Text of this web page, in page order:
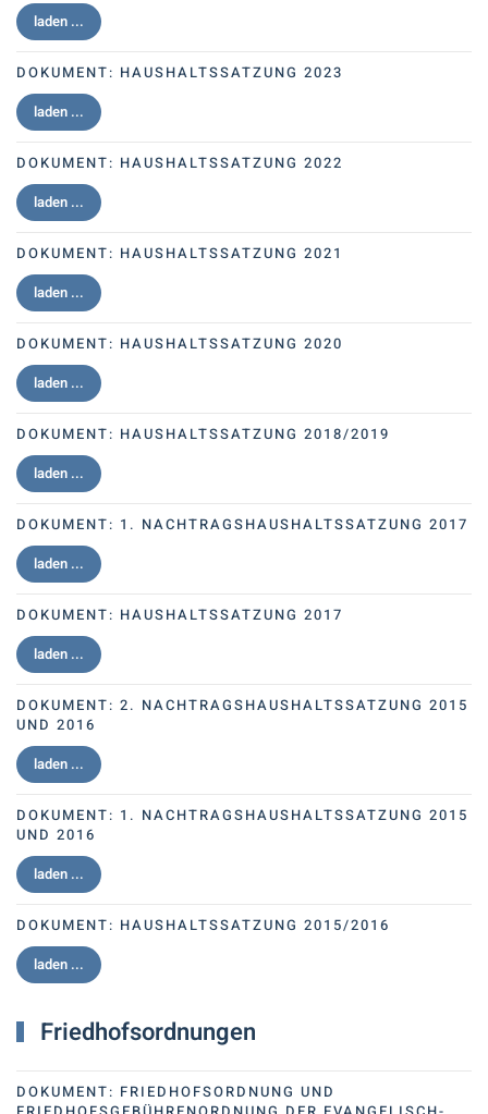
laden ...
DOKUMENT: HAUSHALTSSATZUNG 2023
laden ...
DOKUMENT: HAUSHALTSSATZUNG 2022
laden ...
DOKUMENT: HAUSHALTSSATZUNG 2021
laden ...
DOKUMENT: HAUSHALTSSATZUNG 2020
laden ...
DOKUMENT: HAUSHALTSSATZUNG 2018/2019
laden ...
DOKUMENT: 1. NACHTRAGSHAUSHALTSSATZUNG 2017
laden ...
DOKUMENT: HAUSHALTSSATZUNG 2017
laden ...
DOKUMENT: 2. NACHTRAGSHAUSHALTSSATZUNG 2015
UND 2016
laden ...
DOKUMENT: 1. NACHTRAGSHAUSHALTSSATZUNG 2015
UND 2016
laden ...
DOKUMENT: HAUSHALTSSATZUNG 2015/2016
laden ...
Friedhofsordnungen
DOKUMENT: FRIEDHOFSORDNUNG UND